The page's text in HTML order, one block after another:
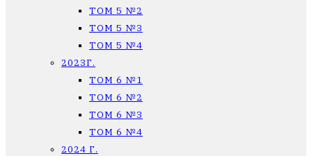
ТОМ 5 №2
ТОМ 5 №3
ТОМ 5 №4
2023Г.
ТОМ 6 №1
ТОМ 6 №2
ТОМ 6 №3
ТОМ 6 №4
2024 Г.